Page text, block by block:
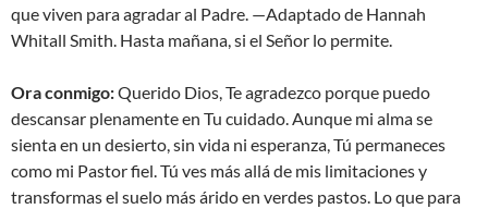
que viven para agradar al Padre. —Adaptado de Hannah
Whitall Smith. Hasta mañana, si el Señor lo permite.
Ora conmigo:Querido Dios, Te agradezco porque puedo
descansar plenamente en Tu cuidado. Aunque mi alma se
sienta en un desierto, sin vida ni esperanza, Tú permaneces
como mi Pastor fiel. Tú ves más allá de mis limitaciones y
transformas el suelo más árido en verdes pastos. Lo que para